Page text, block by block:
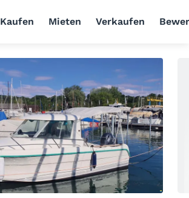
Kaufen Mieten Verkaufen